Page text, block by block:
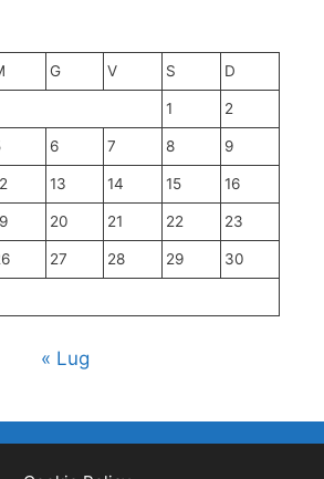
G V S D
1 2
6 7 8 9
13 14 15 16
20 21 22 23
27 28 29 30
« Lug